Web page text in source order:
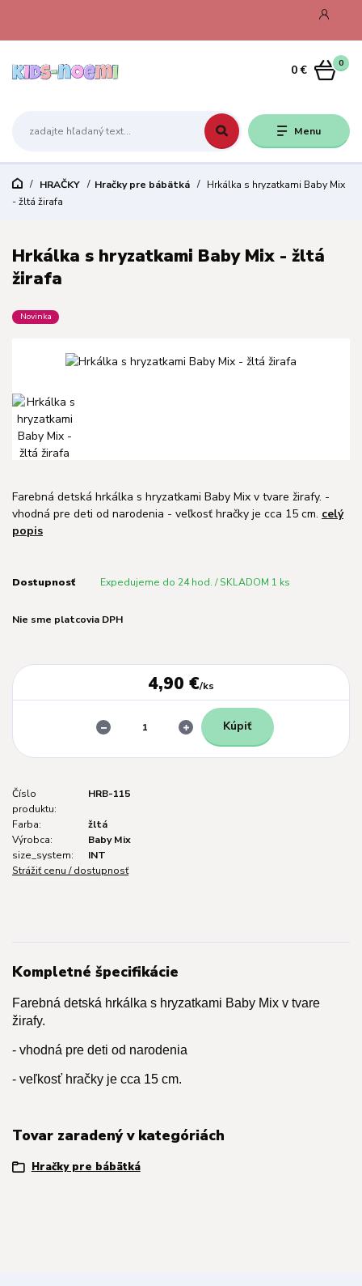
Menu
0
0 €
HRAČKY Hračky pre bábätká
Hrkálka s hryzatkami Baby Mix
- žltá žirafa
Hrkálka s hryzatkami Baby Mix - žltá
žirafa
Novinka
Farebná detská hrkálka s hryzatkami Baby Mix v tvare žirafy. -
vhodná pre deti od narodenia - veľkosť hračky je cca 15 cm. celý
popis
Dostupnosť Expedujeme do 24 hod. / SKLADOM 1 ks
Nie sme platcovia DPH
4,90 €/ks
Kúpiť
Číslo
produktu:
HRB-115
Farba:
žltá
Výrobca:
Baby Mix
size_system:
INT
Strážiť cenu / dostupnosť
Kompletné špecifikácie
Farebná detská hrkálka s hryzatkami Baby Mix v tvare
žirafy.
- vhodná pre deti od narodenia
- veľkosť hračky je cca 15 cm.
Tovar zaradený v kategóriách
Hračky pre bábätká